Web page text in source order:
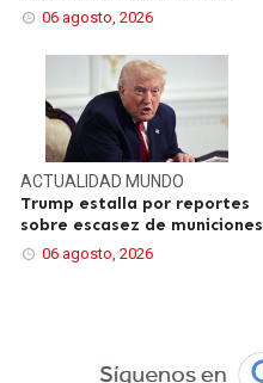
06 agosto, 2026
ACTUALIDAD MUNDO
Trump estalla por reportes
sobre escasez de municiones
06 agosto, 2026